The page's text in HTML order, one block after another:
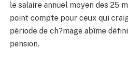
le salaire annuel moyen des 25
point compte pour ceux qui
période de ch?mage abîme
pension.